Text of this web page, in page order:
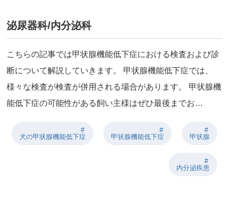
泌尿器科/内分泌科
こちらの記事では甲状腺機能低下症における検査および診
断について解説していきます。 甲状腺機能低下症では、
様々な検査が検査が併用される場合があります。 甲状腺機
能低下症の可能性がある飼い主様はぜひ最後までお…
犬の甲状腺機能低下症 甲状腺機能低下症 甲状腺
内分泌疾患